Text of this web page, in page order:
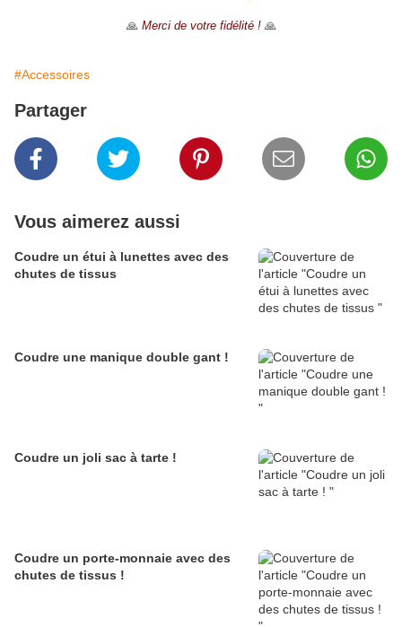
🙏 Merci de votre fidélité !🙏
#Accessoires
Partager
Vous aimerez aussi
Coudre un étui à lunettes avec des
chutes de tissus
Coudre une manique double gant !
Coudre un joli sac à tarte !
Coudre un porte-monnaie avec des
chutes de tissus !